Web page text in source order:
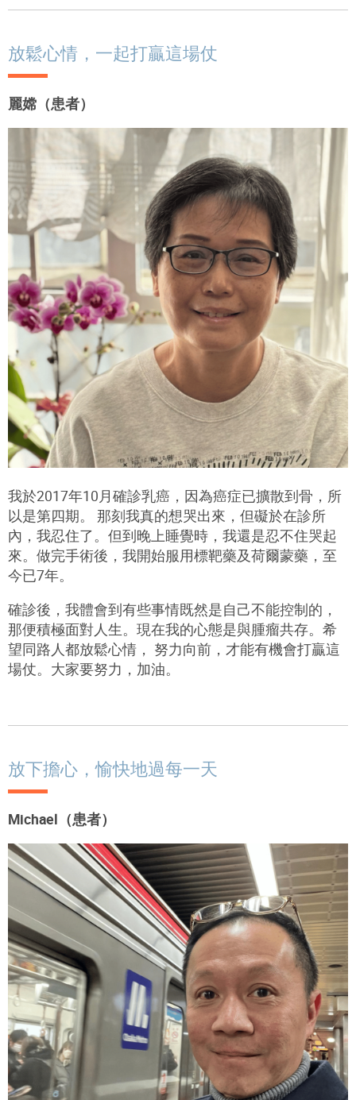
放鬆心情，一起打贏這場仗
麗嫦（患者）
我於2017年10月確診乳癌，因為癌症已擴散到骨，所
以是第四期。 那刻我真的想哭出來，但礙於在診所
內，我忍住了。但到晚上睡覺時，我還是忍不住哭起
來。做完手術後，我開始服用標靶藥及荷爾蒙藥，至
今已7年。
確診後，我體會到有些事情既然是自己不能控制的，
那便積極面對人生。現在我的心態是與腫瘤共存。希
望同路人都放鬆心情， 努力向前，才能有機會打贏這
場仗。大家要努力，加油。
放下擔心，愉快地過每一天
Michael（患者）